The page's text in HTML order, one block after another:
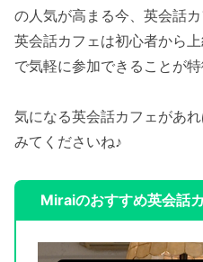
の人気が高まる今、英会話
英会話カフェは初心者から
で気軽に参加できることが特
気になる英会話カフェがあ
みてくださいね♪
Miraiのおすすめ英会話